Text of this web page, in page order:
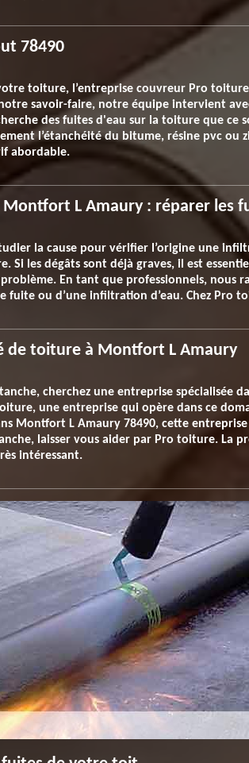
78490
toiture, l’entreprise couvreur Pro
savoir-faire, notre équipe intervient
des fuites d'eau sur la toiture que ce
l’étanchéité du bitume, résine pvc
abordable.
L Amaury : réparer les
la cause pour vérifier l’origine une
les dégâts sont déjà graves, il est
En tant que professionnels, nous
fuite ou d’une infiltration d’eau. Chez Pro
de toiture à Montfort L Amaury
cherchez une entreprise spécialisée
une entreprise qui opère dans ce
Montfort L Amaury 78490, cette
laisser vous aider par Pro toiture. La
intéressant.